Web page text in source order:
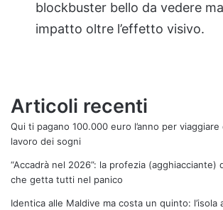
blockbuster bello da vedere
impatto oltre l’effetto visivo.
Articoli recenti
Qui ti pagano 100.000 euro l’anno per
lavoro dei sogni
“Accadrà nel 2026”: la profezia (agghiacciante)
che getta tutti nel panico
Identica alle Maldive ma costa un quinto: l’isola